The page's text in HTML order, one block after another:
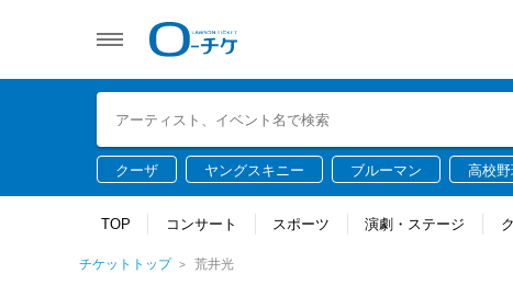
クーザ ヤングスキニー ブルーマン 高校
TOP コンサート スポーツ 演劇・ステージ
チケットトップ 荒井光